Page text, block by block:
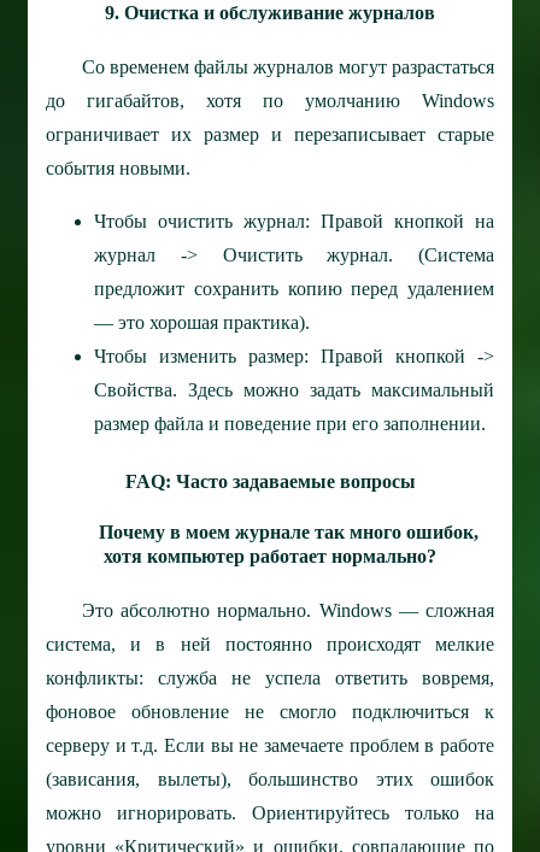
9. Очистка и обслуживание журналов
Со временем файлы журналов могут разрастаться
до гигабайтов, хотя по умолчанию Windows
ограничивает их размер и перезаписывает старые
события новыми.
Чтобы очистить журнал: Правой кнопкой на
журнал -> Очистить журнал. (Система
предложит сохранить копию перед удалением
— это хорошая практика).
Чтобы изменить размер: Правой кнопкой ->
Свойства. Здесь можно задать максимальный
размер файла и поведение при его заполнении.
FAQ: Часто задаваемые вопросы
Почему в моем журнале так много ошибок,
хотя компьютер работает нормально?
Это абсолютно нормально. Windows — сложная
система, и в ней постоянно происходят мелкие
конфликты: служба не успела ответить вовремя,
фоновое обновление не смогло подключиться к
серверу и т.д. Если вы не замечаете проблем в работе
(зависания, вылеты), большинство этих ошибок
можно игнорировать. Ориентируйтесь только на
уровни «Критический» и ошибки, совпадающие по